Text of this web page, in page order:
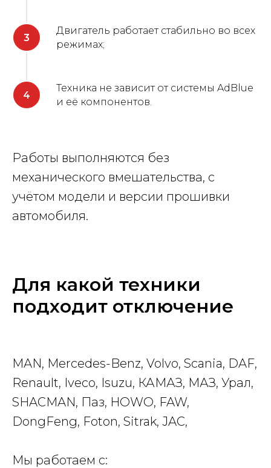
Двигатель работает стабильно во всех
режимах;
Техника не зависит от системы AdBlue
и её компонентов.
Работы выполняются без
механического вмешательства, с
учётом модели и версии прошивки
автомобиля.
Для какой техники
подходит отключение
MAN, Mercedes-Benz, Volvo, Scania, DAF,
Renault, Iveco, Isuzu, КАМАЗ, МАЗ, Урал,
SHACMAN, Паз, HOWO, FAW,
DongFeng, Foton, Sitrak, JAC,
Мы работаем с: